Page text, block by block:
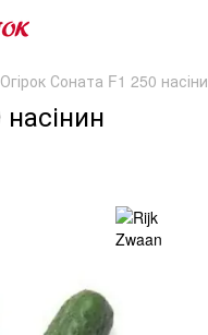
Огірок Соната F1 250